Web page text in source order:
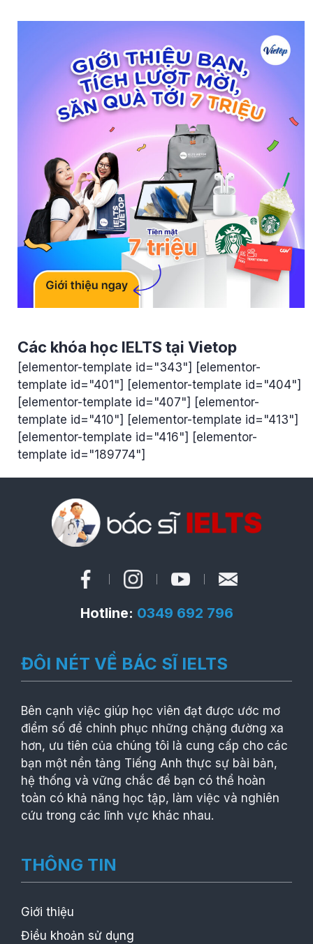
Các khóa học IELTS tại Vietop
[elementor-template id="343"] [elementor-
template id="401"] [elementor-template id="404"]
[elementor-template id="407"] [elementor-
template id="410"] [elementor-template id="413"]
[elementor-template id="416"] [elementor-
template id="189774"]
Hotline: 0349 692 796
ĐÔI NÉT VỀ BÁC SĨ IELTS
Bên cạnh việc giúp học viên đạt được ước mơ
điểm số để chinh phục những chặng đường xa
hơn, ưu tiên của chúng tôi là cung cấp cho các
bạn một nền tảng Tiếng Anh thực sự bài bản,
hệ thống và vững chắc để bạn có thể hoàn
toàn có khả năng học tập, làm việc và nghiên
cứu trong các lĩnh vực khác nhau.
THÔNG TIN
Giới thiệu
Điều khoản sử dụng